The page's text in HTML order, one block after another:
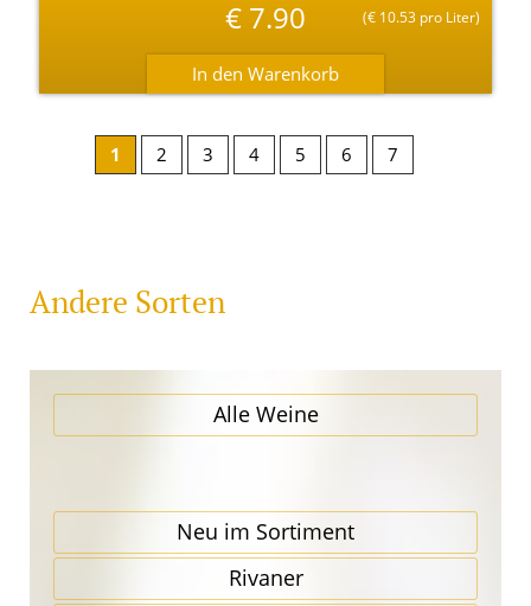
€7.90 (€ 10.53 pro Liter)
1 2 3 4 5 6 7
Andere Sorten
Alle Weine
Neu im Sortiment
Rivaner